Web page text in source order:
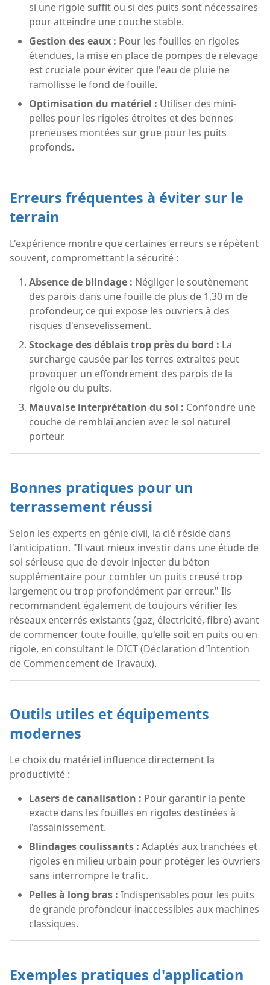
si une rigole suffit ou si des puits sont nécessaires
pour atteindre une couche stable.
Gestion des eaux : Pour les fouilles en rigoles
étendues, la mise en place de pompes de relevage
est cruciale pour éviter que l'eau de pluie ne
ramollisse le fond de fouille.
Optimisation du matériel : Utiliser des mini-
pelles pour les rigoles étroites et des bennes
preneuses montées sur grue pour les puits
profonds.
Erreurs fréquentes à éviter sur le
terrain
L'expérience montre que certaines erreurs se répètent
souvent, compromettant la sécurité :
Absence de blindage : Négliger le soutènement
des parois dans une fouille de plus de 1,30 m de
profondeur, ce qui expose les ouvriers à des
risques d'ensevelissement.
Stockage des déblais trop près du bord : La
surcharge causée par les terres extraites peut
provoquer un effondrement des parois de la
rigole ou du puits.
Mauvaise interprétation du sol : Confondre une
couche de remblai ancien avec le sol naturel
porteur.
Bonnes pratiques pour un
terrassement réussi
Selon les experts en génie civil, la clé réside dans
l'anticipation. "Il vaut mieux investir dans une étude de
sol sérieuse que de devoir injecter du béton
supplémentaire pour combler un puits creusé trop
largement ou trop profondément par erreur." Ils
recommandent également de toujours vérifier les
réseaux enterrés existants (gaz, électricité, fibre) avant
de commencer toute fouille, qu'elle soit en puits ou en
rigole, en consultant le DICT (Déclaration d'Intention
de Commencement de Travaux).
Outils utiles et équipements
modernes
Le choix du matériel influence directement la
productivité :
Lasers de canalisation : Pour garantir la pente
exacte dans les fouilles en rigoles destinées à
l'assainissement.
Blindages coulissants : Adaptés aux tranchées et
rigoles en milieu urbain pour protéger les ouvriers
sans interrompre le trafic.
Pelles à long bras : Indispensables pour les puits
de grande profondeur inaccessibles aux machines
classiques.
Exemples pratiques d'application